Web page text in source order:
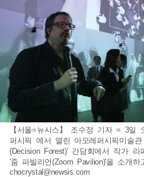
【서울=뉴시스】 조수정 기자 = 3일
퍼시픽 에서 열린 아모레퍼시픽미술
(Decision Forest)' 간담회에서 작가
'줌 파빌리언(Zoom Pavilion)'을 소개하
chocrystal@newsis.com